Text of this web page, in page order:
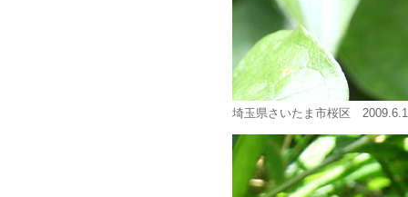
埼玉県さいたま市桜区